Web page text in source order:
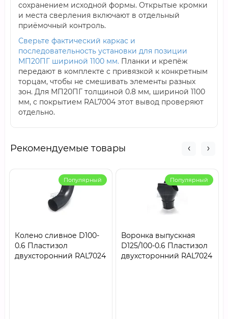
сохранением исходной формы. Открытые кромки
и места сверления включают в отдельный
приёмочный контроль.
Сверьте фактический каркас и
последовательность установки для позиции
МП20ПГ шириной 1100 мм. Планки и крепёж
передают в комплекте с привязкой к конкретным
торцам, чтобы не смешивать элементы разных
зон. Для МП20ПГ толщиной 0.8 мм, шириной 1100
мм, с покрытием RAL7004 этот вывод проверяют
отдельно.
Рекомендуемые товары
Популярный
Колено сливное D100-
0.6 Пластизол
двухсторонний RAL7024
Популярный
Воронка выпускная
D125/100-0.6 Пластизол
двухсторонний RAL7024